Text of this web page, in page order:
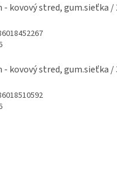
kovový stred, gum.sieťka /
kovový stred, gum.sieťka /